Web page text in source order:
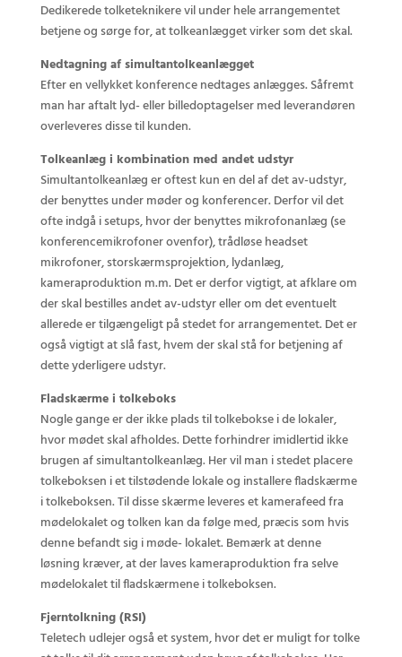
Dedikerede tolketeknikere vil under hele arrangementet
betjene og sørge for, at tolkeanlægget virker som det skal.
Nedtagning af simultantolkeanlægget
Efter en vellykket konference nedtages anlægges. Såfremt
man har aftalt lyd- eller billedoptagelser med leverandøren
overleveres disse til kunden.
Tolkeanlæg i kombination med andet udstyr
Simultantolkeanlæg er oftest kun en del af det av-udstyr,
der benyttes under møder og konferencer. Derfor vil det
ofte indgå i setups, hvor der benyttes mikrofonanlæg (se
konferencemikrofoner ovenfor), trådløse headset
mikrofoner, storskærmsprojektion, lydanlæg,
kameraproduktion m.m. Det er derfor vigtigt, at afklare om
der skal bestilles andet av-udstyr eller om det eventuelt
allerede er tilgængeligt på stedet for arrangementet. Det er
også vigtigt at slå fast, hvem der skal stå for betjening af
dette yderligere udstyr.
Fladskærme i tolkeboks
Nogle gange er der ikke plads til tolkebokse i de lokaler,
hvor mødet skal afholdes. Dette forhindrer imidlertid ikke
brugen af simultantolkeanlæg. Her vil man i stedet placere
tolkeboksen i et tilstødende lokale og installere fladskærme
i tolkeboksen. Til disse skærme leveres et kamerafeed fra
mødelokalet og tolken kan da følge med, præcis som hvis
denne befandt sig i møde- lokalet. Bemærk at denne
løsning kræver, at der laves kameraproduktion fra selve
mødelokalet til fladskærmene i tolkeboksen.
Fjerntolkning (RSI)
Teletech udlejer også et system, hvor det er muligt for tolke